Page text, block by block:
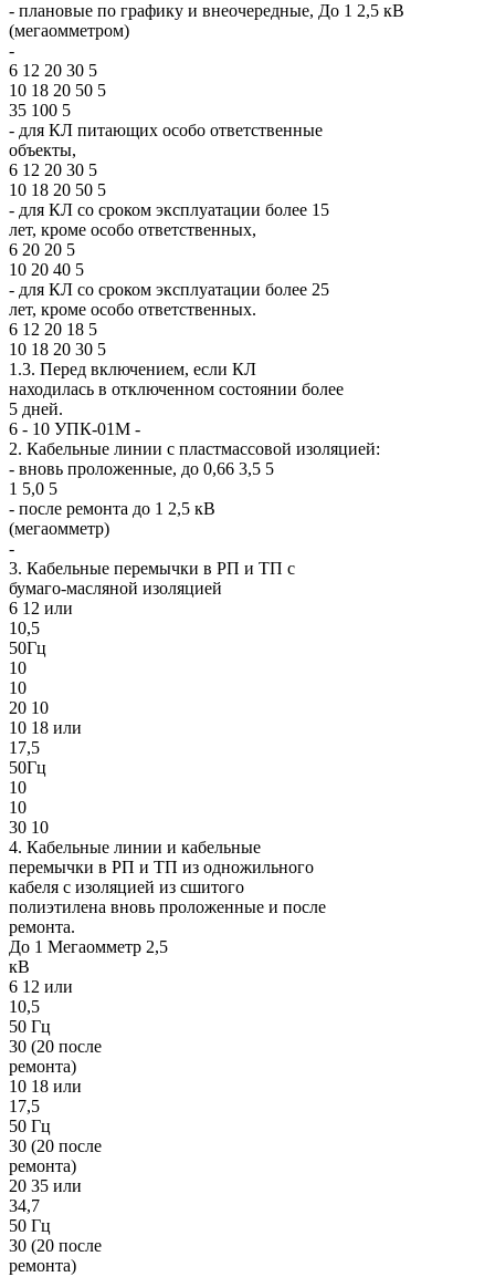
- плановые по графику и внеочередные, До 1 2,5 кВ
(мегаомметром)
-
6 12 20 30 5
10 18 20 50 5
35 100 5
- для КЛ питающих особо ответственные
объекты,
6 12 20 30 5
10 18 20 50 5
- для КЛ со сроком эксплуатации более 15
лет, кроме особо ответственных,
6 20 20 5
10 20 40 5
- для КЛ со сроком эксплуатации более 25
лет, кроме особо ответственных.
6 12 20 18 5
10 18 20 30 5
1.3. Перед включением, если КЛ
находилась в отключенном состоянии более
5 дней.
6 - 10 УПК-01М -
2. Кабельные линии с пластмассовой изоляцией:
- вновь проложенные, до 0,66 3,5 5
1 5,0 5
- после ремонта до 1 2,5 кВ
(мегаомметр)
-
3. Кабельные перемычки в РП и ТП с
бумаго-масляной изоляцией
6 12 или
10,5
50Гц
10
10
20 10
10 18 или
17,5
50Гц
10
10
30 10
4. Кабельные линии и кабельные
перемычки в РП и ТП из одножильного
кабеля с изоляцией из сшитого
полиэтилена вновь проложенные и после
ремонта.
До 1 Мегаомметр 2,5
кВ
6 12 или
10,5
50 Гц
30 (20 после
ремонта)
10 18 или
17,5
50 Гц
30 (20 после
ремонта)
20 35 или
34,7
50 Гц
30 (20 после
ремонта)